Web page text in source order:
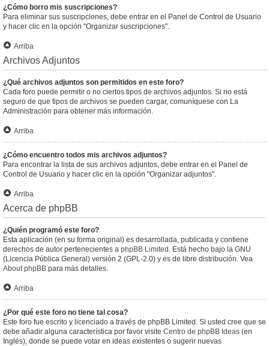
¿Cómo borro mis suscripciones?
Para eliminar sus suscripciones, debe entrar en el Panel de Control de Usuario
y hacer clic en la opción "Organizar suscripciones".
Arriba
Archivos Adjuntos
¿Qué archivos adjuntos son permitidos en este foro?
Cada foro puede permitir o no ciertos tipos de archivos adjuntos. Si no está
seguro de que tipos de archivos se pueden cargar, comuníquese con La
Administración para obtener más información.
Arriba
¿Cómo encuentro todos mis archivos adjuntos?
Para encontrar la lista de sus archivos adjuntos, debe entrar en el Panel de
Control de Usuario y hacer clic en la opción "Organizar adjuntos".
Arriba
Acerca de phpBB
¿Quién programó este foro?
Esta aplicación (en su forma original) es desarrollada, publicada y contiene
derechos de autor pertenecientes a phpBB Limited . Está hecho bajo la GNU
(Licencia Pública General) versión 2 (GPL-2.0) y es de libre distribución. Vea
About phpBB para más detalles.
Arriba
¿Por qué este foro no tiene tal cosa?
Este foro fue escrito y licenciado a través de phpBB Limited. Si usted cree que se
debe añadir alguna característica por favor visite Centro de phpBB Ideas (en
Inglés), donde se puede votar en ideas existentes o sugerir nuevas